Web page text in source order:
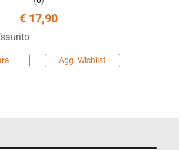
€ 17,90
Agg. Wishlist